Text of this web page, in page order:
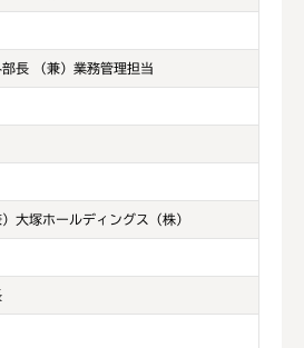
長 （兼）業務管理担当
大塚ホールディングス（株）